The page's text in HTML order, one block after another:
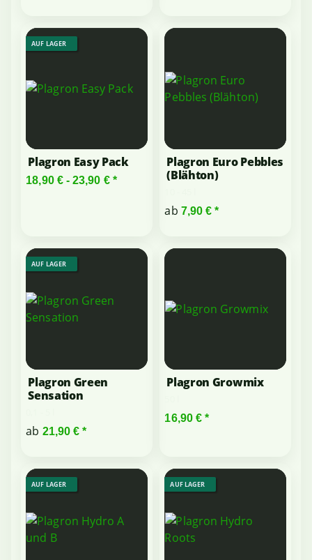
AUF LAGER
Plagron Easy Pack
18,90 € -23,90 € *
Plagron Euro Pebbles
(Blähton)
ab 7,90 €*
AUF LAGER
Plagron Green
Sensation
ab 21,90 €*
Plagron Growmix
16,90 €*
AUF LAGER AUF LAGER